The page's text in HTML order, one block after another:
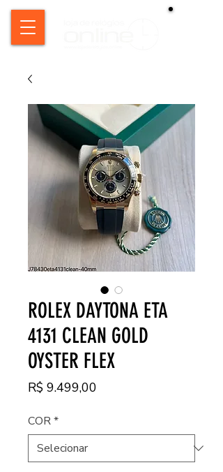
ROLEX DAYTONA ETA
4131 CLEAN GOLD
OYSTER FLEX
R$ 9.499,00
COR*